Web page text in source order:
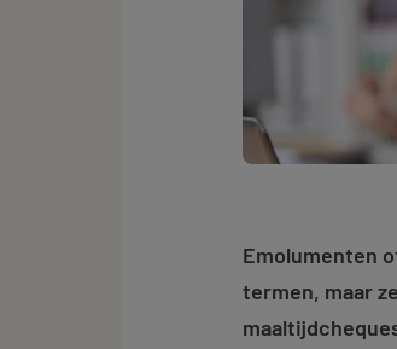
Emolumenten
termen, maar